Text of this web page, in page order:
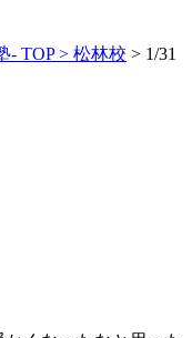
- TOP > 松林校 > 1/31